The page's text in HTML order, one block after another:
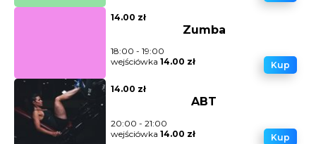
14.00 zł
Zumba
18:00 - 19:00
wejściówka 14.00 zł Kup
14.00 zł
ABT
20:00 - 21:00
wejściówka 14.00 zł Kup